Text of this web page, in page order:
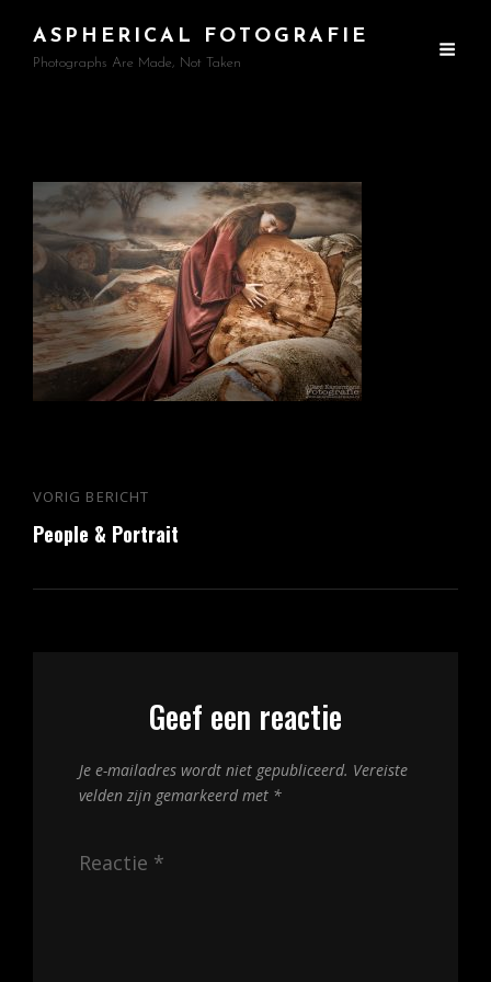
ASPHERICAL FOTOGRAFIE
Photographs Are Made, Not Taken
Bericht
navigatie
Vorig
bericht
VORIG BERICHT
People & Portrait
Geef een reactie
Je e-mailadres wordt niet gepubliceerd. Vereiste
velden zijn gemarkeerd met *
Reactie *